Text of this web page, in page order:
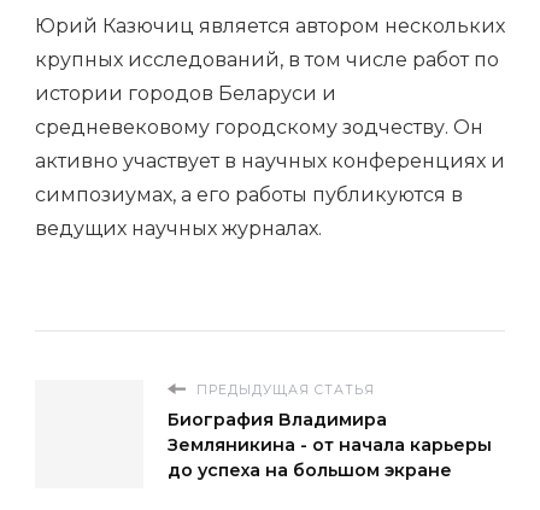
Юрий Казючиц является автором нескольких
крупных исследований, в том числе работ по
истории городов Беларуси и
средневековому городскому зодчеству. Он
активно участвует в научных конференциях и
симпозиумах, а его работы публикуются в
ведущих научных журналах.
ПРЕДЫДУЩАЯ СТАТЬЯ
Биография Владимира
Земляникина - от начала карьеры
до успеха на большом экране